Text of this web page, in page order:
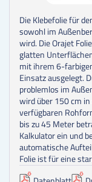
Die Klebefolie für
sowohl im
wird. Die Orajet
glatten
mit ihrem 6-
Einsatz ausgelegt.
problemlos im
wird über 150 cm
verfügbaren
bis zu 45 Meter
Kalkulator ein und
automatische
Folie ist für eine